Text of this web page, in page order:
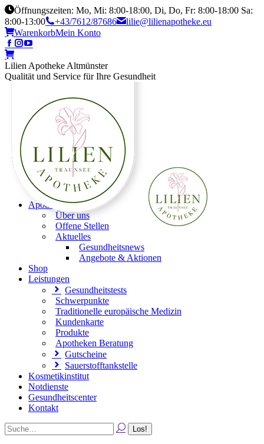
Öffnungszeiten: Mo, Mi: 8:00-18:00, Di, Do, Fr: 8:00-18:00 Sa:
8:00-13:00
+43/7612/87686
lilie@lilienapotheke.eu
WarenkorbMein Konto
Lilien Apotheke Altmünster
Qualität und Service für Ihre Gesundheit
Apotheke
Über uns
Offene Stellen
Aktuelles
Gesundheitsnews
Angebote & Aktionen
Shop
Leistungen
Gesundheitstests
Schwerpunkte
Traditionelle europäische Medizin
Kundenkarte
Produkte
Apotheken Beratung
Gutscheine
Sauerstofftankstelle
Kosmetikinstitut
Notdienste
Gesundheitscenter
Kontakt